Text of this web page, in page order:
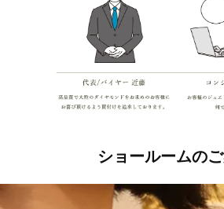
ショールームの